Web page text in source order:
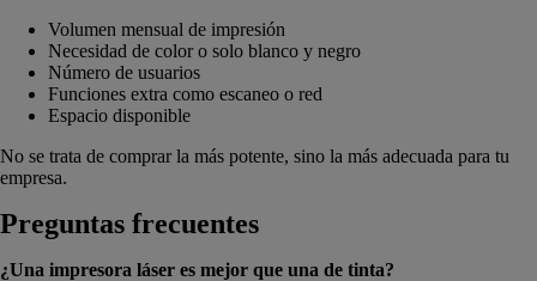
Volumen mensual de impresión
Necesidad de color o solo blanco y negro
Número de usuarios
Funciones extra como escaneo o red
Espacio disponible
No se trata de comprar la más potente, sino la más adecuada para tu
empresa.
Preguntas frecuentes
¿Una impresora láser es mejor que una de tinta?